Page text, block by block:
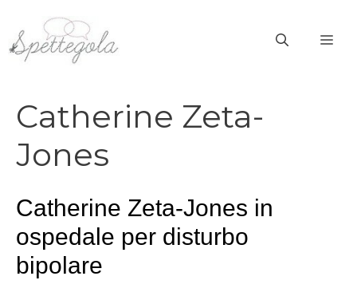
contenuto
Catherine Zeta-
Jones
Catherine Zeta-Jones in
ospedale per disturbo
bipolare